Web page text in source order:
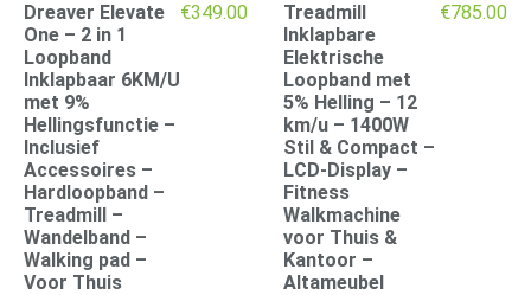
Dreaver Elevate
One – 2 in 1
Loopband
Inklapbaar 6KM/U
met 9%
Hellingsfunctie –
Inclusief
Accessoires –
Hardloopband –
Treadmill –
Wandelband –
Walking pad –
Voor Thuis
€349.00
Treadmill
Inklapbare
Elektrische
Loopband met
5% Helling – 12
km/u – 1400W
Stil & Compact –
LCD-Display –
Fitness
Walkmachine
voor Thuis &
Kantoor –
Altameubel
€785.00